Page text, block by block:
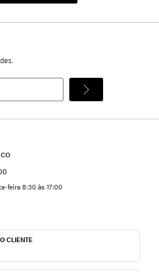
feira 8:30 às 17:00
CLIENTE